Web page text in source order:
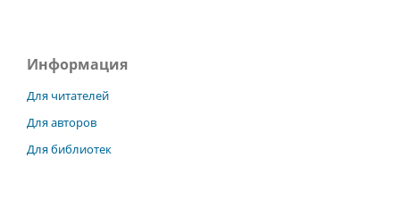
Информация
Для читателей
Для авторов
Для библиотек